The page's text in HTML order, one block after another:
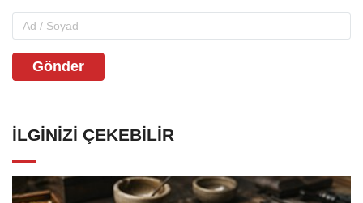
Gönder
İLGINIZI ÇEKEBILIR